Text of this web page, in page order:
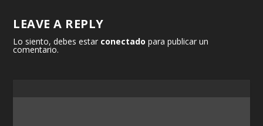
LEAVE A REPLY
Lo siento, debes estar conectado para publicar un
comentario.